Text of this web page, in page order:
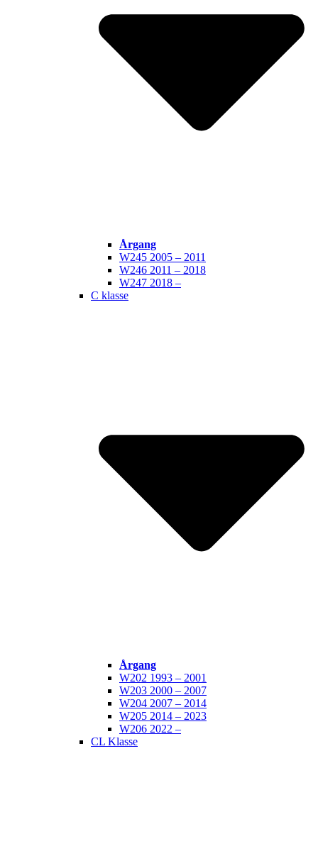
Årgang
W245 2005 – 2011
W246 2011 – 2018
W247 2018 –
C klasse
Årgang
W202 1993 – 2001
W203 2000 – 2007
W204 2007 – 2014
W205 2014 – 2023
W206 2022 –
CL Klasse